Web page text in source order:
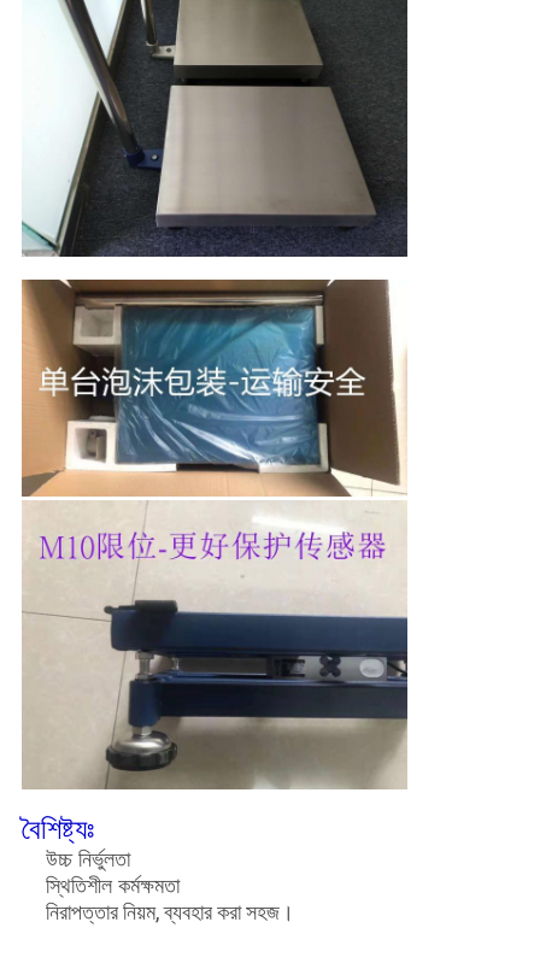
বৈশিষ্ট্যঃ
উচ্চ নির্ভুলতা
স্থিতিশীল কর্মক্ষমতা
নিরাপত্তার নিয়ম, ব্যবহার করা সহজ।